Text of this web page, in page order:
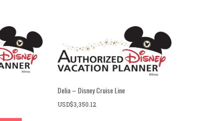
Delia – Disney Cruise Line
USD$3,350.12